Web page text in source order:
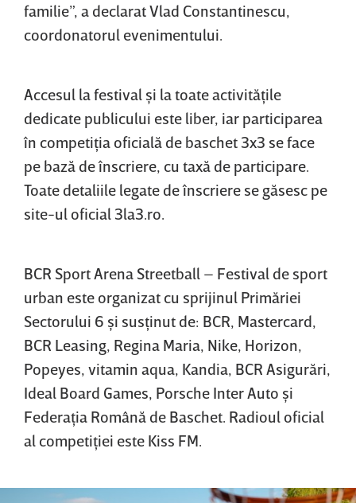
familie”, a declarat Vlad Constantinescu,
coordonatorul evenimentului.
Accesul la festival şi la toate activităţile
dedicate publicului este liber, iar participarea
în competiţia oficială de baschet 3x3 se face
pe bază de înscriere, cu taxă de participare.
Toate detaliile legate de înscriere se găsesc pe
site-ul oficial 3la3.ro.
BCR Sport Arena Streetball – Festival de sport
urban este organizat cu sprijinul Primăriei
Sectorului 6 şi susţinut de: BCR, Mastercard,
BCR Leasing, Regina Maria, Nike, Horizon,
Popeyes, vitamin aqua, Kandia, BCR Asigurări,
Ideal Board Games, Porsche Inter Auto şi
Federaţia Română de Baschet. Radioul oficial
al competiţiei este Kiss FM.